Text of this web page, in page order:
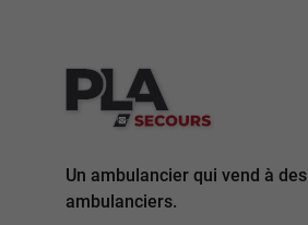
Un ambulancier qui vend à des
ambulanciers.